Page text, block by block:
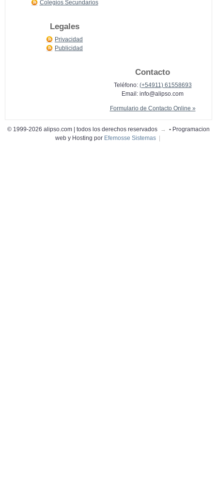
Colegios Secundarios
Legales
Privacidad
Publicidad
Contacto
Teléfono: (+54911) 61558693
Email: info@alipso.com
Formulario de Contacto Online »
© 1999-2026 alipso.com | todos los derechos reservados → • Programacion
web y Hosting por Efemosse Sistemas |